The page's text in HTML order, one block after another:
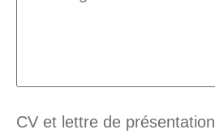
CV et lettre de présentation